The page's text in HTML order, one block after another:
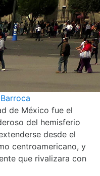
de México fue el
del hemisferio
desde el
centroamericano, y
que rivalizara con